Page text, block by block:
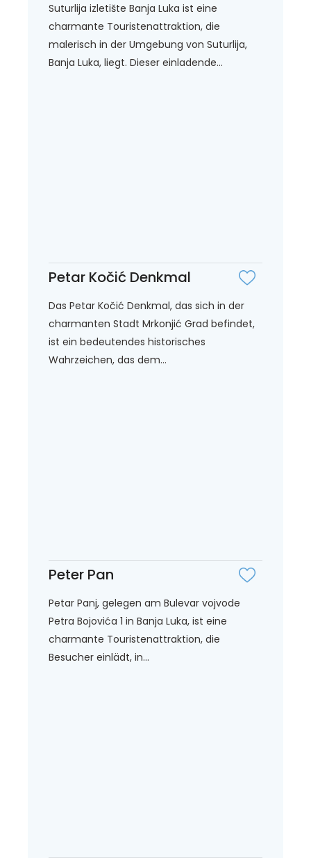
Suturlija izletište Banja Luka ist eine
charmante Touristenattraktion, die
malerisch in der Umgebung von Suturlija,
Banja Luka, liegt. Dieser einladende...
Petar Kočić Denkmal
Das Petar Kočić Denkmal, das sich in der
charmanten Stadt Mrkonjić Grad befindet,
ist ein bedeutendes historisches
Wahrzeichen, das dem...
Peter Pan
Petar Panj, gelegen am Bulevar vojvode
Petra Bojovića 1 in Banja Luka, ist eine
charmante Touristenattraktion, die
Besucher einlädt, in...